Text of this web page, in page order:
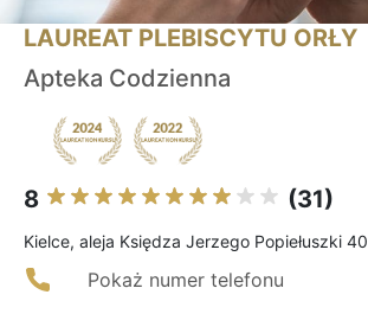
LAUREAT PLEBISCYTU ORŁY
Apteka Codzienna
8 (31)
Kielce, aleja Księdza Jerzego Popiełuszki 40
Pokaż numer telefonu